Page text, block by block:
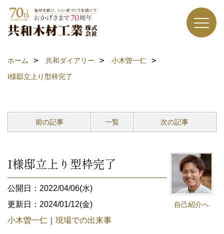
ホーム 共和ダイアリー
小木曽一仁
I様邸立上り型枠完了
前の記事 一覧 次の記事
自己紹介へ
I様邸立上り型枠完了
公開日：2022/04/06(水)
更新日：2024/01/12(金)
小木曽一仁
現場での出来事